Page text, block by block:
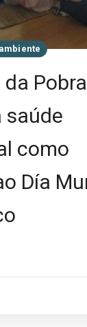
Pobra
saúde
como
Día